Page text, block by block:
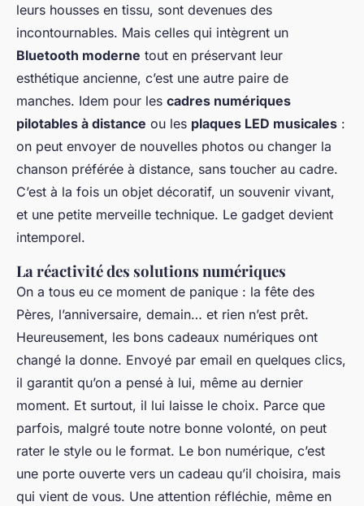
leurs housses en tissu, sont devenues des
incontournables. Mais celles qui intègrent un
Bluetooth moderne tout en préservant leur
esthétique ancienne, c’est une autre paire de
manches. Idem pour les cadres numériques
pilotables à distance ou les plaques LED musicales :
on peut envoyer de nouvelles photos ou changer la
chanson préférée à distance, sans toucher au cadre.
C’est à la fois un objet décoratif, un souvenir vivant,
et une petite merveille technique. Le gadget devient
intemporel.
La réactivité des solutions numériques
On a tous eu ce moment de panique : la fête des
Pères, l’anniversaire, demain… et rien n’est prêt.
Heureusement, les bons cadeaux numériques ont
changé la donne. Envoyé par email en quelques clics,
il garantit qu’on a pensé à lui, même au dernier
moment. Et surtout, il lui laisse le choix. Parce que
parfois, malgré toute notre bonne volonté, on peut
rater le style ou le format. Le bon numérique, c’est
une porte ouverte vers un cadeau qu’il choisira, mais
qui vient de vous. Une attention réfléchie, même en